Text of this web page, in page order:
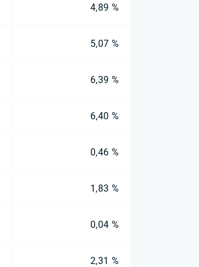
4,89 %
5,07 %
6,39 %
6,40 %
0,46 %
1,83 %
0,04 %
2,31 %